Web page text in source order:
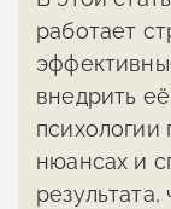
работает
внедрить
психологии
нюансах и